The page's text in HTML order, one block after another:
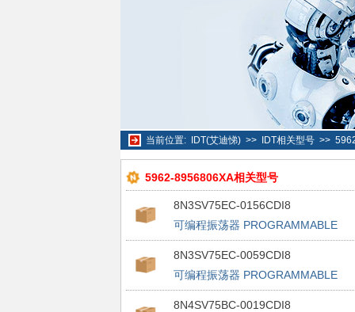
当前位置: IDT(艾迪悌)>> IDT相关型号>>
5962-8956806XA相关型号
8N3SV75EC-0156CDI8
可编程振荡器 PROGRAMMABLE
FEMTOCLOCK
8N3SV75EC-0059CDI8
可编程振荡器 PROGRAMMABLE
FEMTOCLOCK
8N4SV75BC-0019CDI8